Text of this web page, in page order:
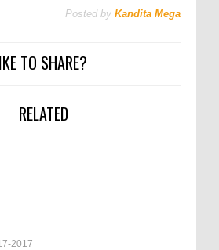
Posted by Kandita Mega
TO SHARE?
RELATED
2017